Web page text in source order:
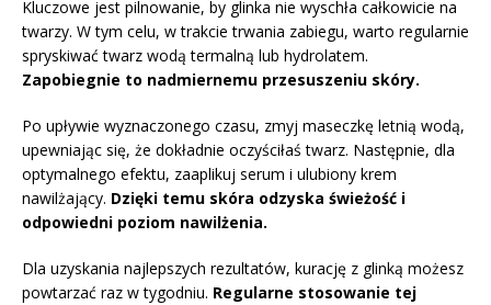
Kluczowe jest pilnowanie, by glinka nie wyschła całkowicie na
twarzy. W tym celu, w trakcie trwania zabiegu, warto regularnie
spryskiwać twarz wodą termalną lub hydrolatem.
Zapobiegnie to nadmiernemu przesuszeniu skóry.
Po upływie wyznaczonego czasu, zmyj maseczkę letnią wodą,
upewniając się, że dokładnie oczyściłaś twarz. Następnie, dla
optymalnego efektu, zaaplikuj serum i ulubiony krem
nawilżający. Dzięki temu skóra odzyska świeżość i
odpowiedni poziom nawilżenia.
Dla uzyskania najlepszych rezultatów, kurację z glinką możesz
powtarzać raz w tygodniu. Regularne stosowanie tej